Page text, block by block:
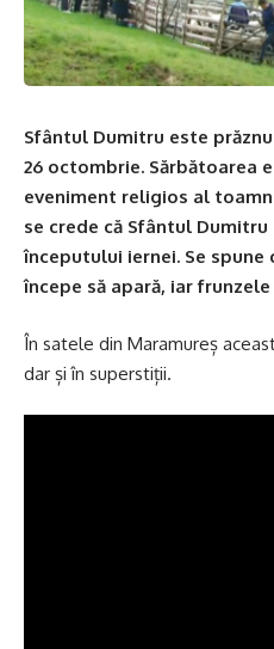
Sfântul Dumitru este
26 octombrie. Sărbătoarea
eveniment religios al
se crede că Sfântul
începutului iernei. Se spune
începe să apară, iar
În satele din Maramureș
dar și în superstiții.